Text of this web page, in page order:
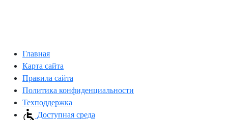
Главная
Карта сайта
Правила сайта
Политика конфиденциальности
Техподдержка
Доступная среда